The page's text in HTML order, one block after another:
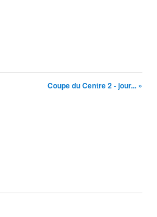
Coupe du Centre 2 - jour... »